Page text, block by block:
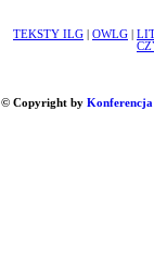
TEKSTY ILG OWLG
© Copyright by Konferencja